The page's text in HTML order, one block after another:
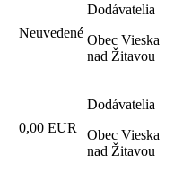
Neuvedené
Dodávatelia
Obec Vieska
nad Žitavou
0,00 EUR
Dodávatelia
Obec Vieska
nad Žitavou